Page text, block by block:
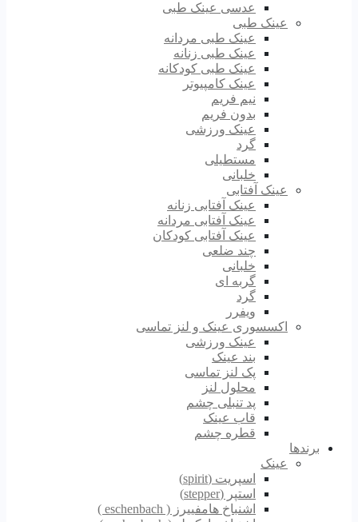
عدسی عینک طبی
عینک طبی
عینک طبی مردانه
عینک طبی زنانه
عینک طبی کودکانه
عینک کامپیوتر
نیم فریم
بدون فریم
عینک ورزشی
گرد
مستطیلی
خلبانی
عینک آفتابی
عینک آفتابی زنانه
عینک آفتابی مردانه
عینک آفتابی کودکان
چند ضلعی
خلبانی
گربه ای
گرد
ویفرر
اکسسوری عینک و لنز تماسی
عینک ورزشی
بند عینک
پک لنز تماسی
محلول لنز
پد تنبلی چشم
قاب عینک
قطره چشم
برندها
عینک
اسپریت (spirit)
استپر (stepper)
اشنباخ هامفییرز ( eschenbach )